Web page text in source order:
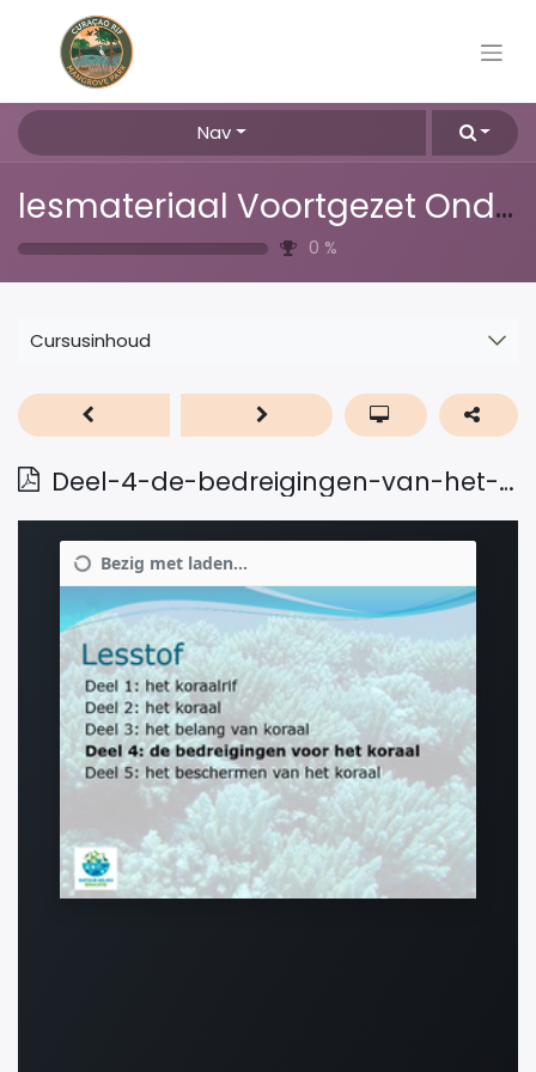
Nav
lesmateriaal Voortgezet Onderwijs
0 %
Cursusinhoud
Deel-4-de-bedreigingen-van-het-koraal